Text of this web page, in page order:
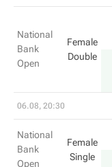
National
Bank
Open
Female
Double
06.08, 20:30
National
Bank
Open
Female
Single